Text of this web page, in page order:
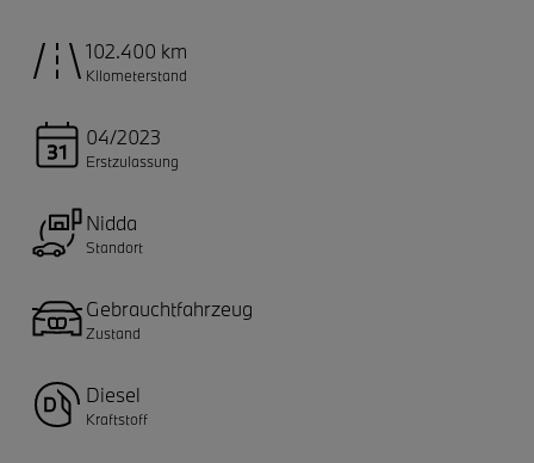
102.400 km
Kilometerstand
04/2023
Erstzulassung
Nidda
Standort
Gebrauchtfahrzeug
Zustand
Diesel
Kraftstoff